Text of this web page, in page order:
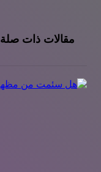
مقالات ذات صلة